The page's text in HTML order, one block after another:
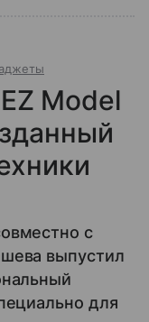
Model
с
выпустил
для